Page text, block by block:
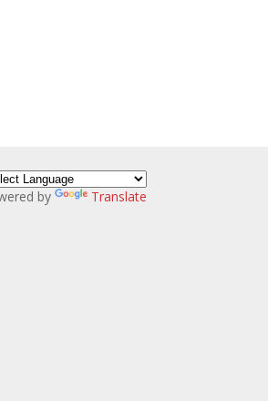
by Translate